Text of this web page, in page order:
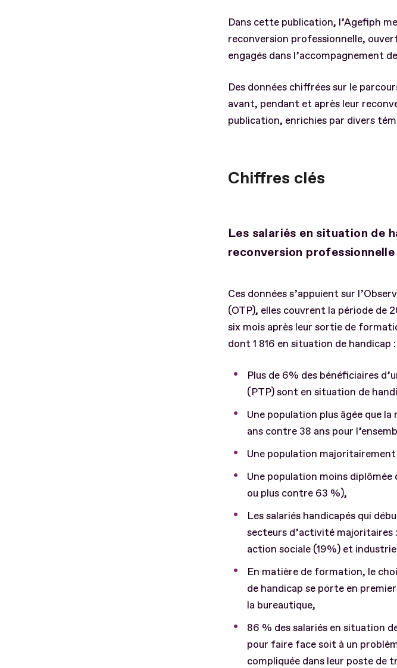
Dans cette publication, l’Agefiph
reconversion professionnelle,
engagés dans l’accompagnement
Des données chiffrées sur le
avant, pendant et après leur
publication, enrichies par divers
Chiffres clés
Les salariés en situation de
reconversion professionnelle
Ces données s’appuient sur
(OTP), elles couvrent la période de
six mois après leur sortie de
dont 1 816 en situation de handicap :
Plus de 6% des bénéficiaires
(PTP) sont en situation de
Une population plus âgée que
ans contre 38 ans pour
Une population
Une population moins diplômée
ou plus contre 63 %),
Les salariés handicapés qui
secteurs d’activité
action sociale (19%) et
En matière de formation, le
de handicap se porte en
la bureautique,
86 % des salariés en situation
pour faire face soit à un
compliquée dans leur poste de